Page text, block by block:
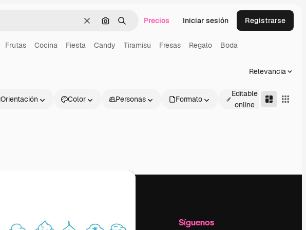
BorrarBuscar por imagen
BuscarPrecios Iniciar sesión Registrarse
Frutas Cocina Fiesta Candy Tiramisu Fresas Regalo Boda
Relevancia
Orientación Color Personas Formato
Editable
online
Información útil Empresa Síguenos